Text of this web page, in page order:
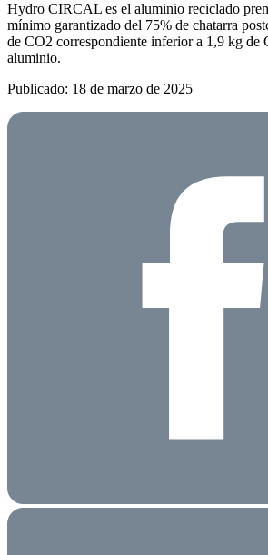
Hydro CIRCAL es el aluminio reciclado
mínimo garantizado del 75% de chatarra
de CO2 correspondiente inferior a 1,9 kg de
aluminio.
Publicado: 18 de marzo de 2025